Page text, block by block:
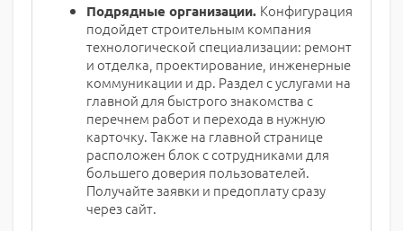
Подрядные организации. Конфигурация
подойдет строительным компания
технологической специализации: ремонт
и отделка, проектирование, инженерные
коммуникации и др. Раздел с услугами на
главной для быстрого знакомства с
перечнем работ и перехода в нужную
карточку. Также на главной странице
расположен блок с сотрудниками для
большего доверия пользователей.
Получайте заявки и предоплату сразу
через сайт.